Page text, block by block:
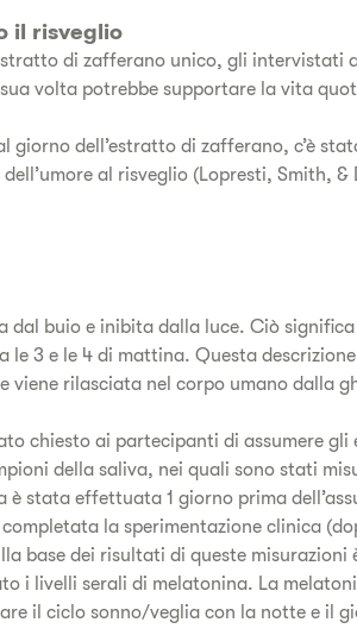
il risveglio
di zafferano unico, gli intervistati
volta potrebbe supportare la vita
giorno dell’estratto di zafferano, c’è
al risveglio (Lopresti, Smith, &
dal buio e inibita dalla luce. Ciò
3 e le 4 di mattina. Questa
viene rilasciata nel corpo umano dalla
chiesto ai partecipanti di assumere
della saliva, nei quali sono stati
stata effettuata 1 giorno prima
la sperimentazione clinica
base dei risultati di queste
i livelli serali di melatonina. La
il ciclo sonno/veglia con la notte e il